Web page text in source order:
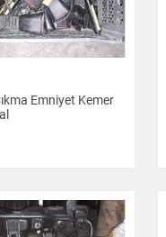
Emniyet Kemer